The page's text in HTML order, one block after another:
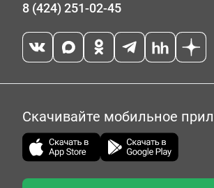
8 (424) 251-02-45
Скачивайте мобильное